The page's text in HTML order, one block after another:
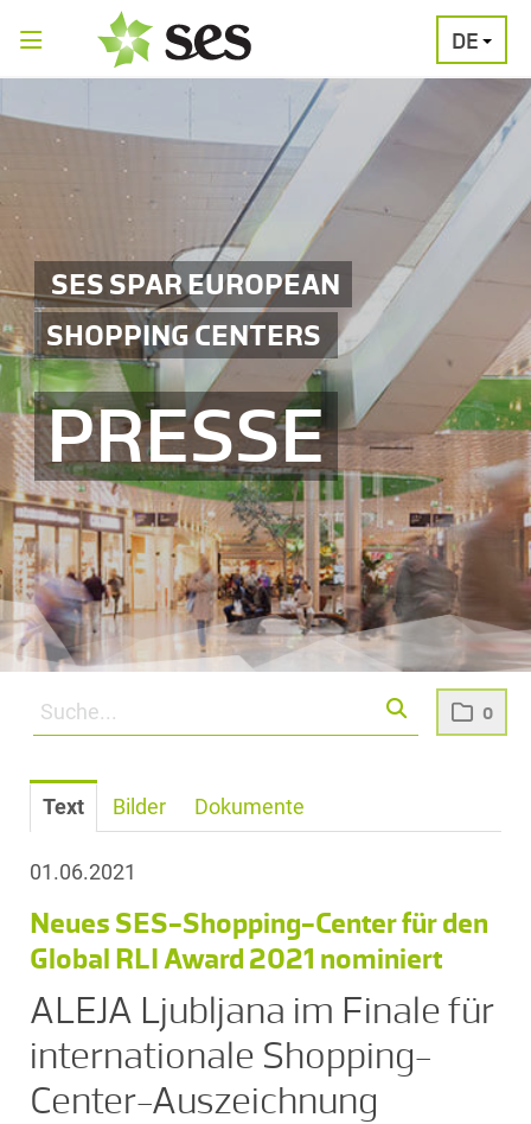
0
DE
SES SPAR EUROPEAN
SHOPPING CENTERS
PRESSE
PRESSEAUSSENDUNGEN
Text Bilder Dokumente
01.06.2021
Neues SES-Shopping-Center für den
Global RLI Award 2021 nominiert
ALEJA Ljubljana im Finale für
internationale Shopping-
Center-Auszeichnung